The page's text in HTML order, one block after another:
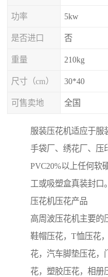
功率 5kw
是否进口 否
重量 210kg
尺寸（cm） 30*40
可售卖地 全国
服装压花机适应于服
手袋厂、绣花厂、压
PVC20%以上任何软
工或吸塑盒真装封口
压花机压花产品
高周波压花机主要的
鞋帽压花，T恤压花
花，汽车脚垫压花，
花，塑胶压花，相册